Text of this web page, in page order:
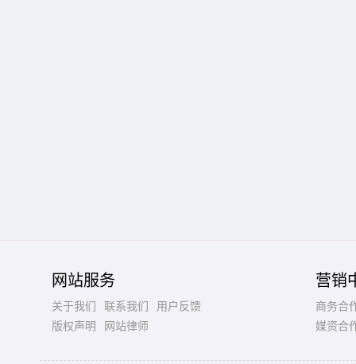
网站服务
关于我们 联系我们
用户反馈
版权声明
网站律师
营销
商务合
媒资合